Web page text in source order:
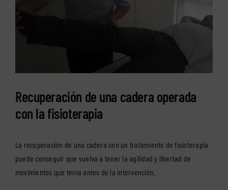
Recuperación de una cadera operada
con la fisioterapia
La recuperación de una cadera con un tratamiento de fisioterapia
puede conseguir que vuelva a tener la agilidad y libertad de
movimientos que tenía antes de la intervención.